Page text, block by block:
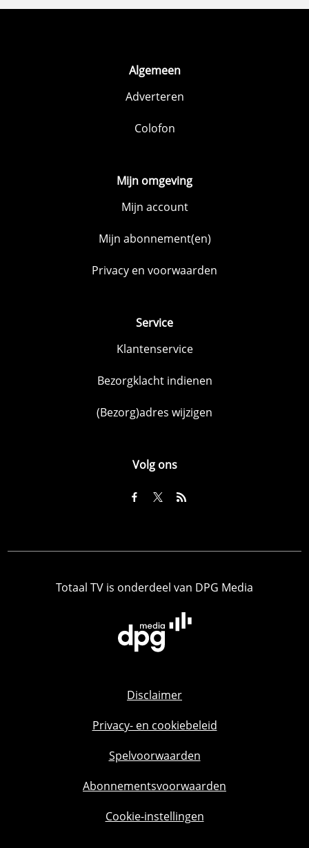
Algemeen
Adverteren
Colofon
Mijn omgeving
Mijn account
Mijn abonnement(en)
Privacy en voorwaarden
Service
Klantenservice
Bezorgklacht indienen
(Bezorg)adres wijzigen
Volg ons
Totaal TV is onderdeel van DPG Media
Disclaimer
Privacy- en cookiebeleid
Spelvoorwaarden
Abonnementsvoorwaarden
Cookie-instellingen